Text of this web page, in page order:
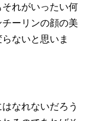
れがいったい何
ーリンの顔の美
ないと思いま
なれないだろう